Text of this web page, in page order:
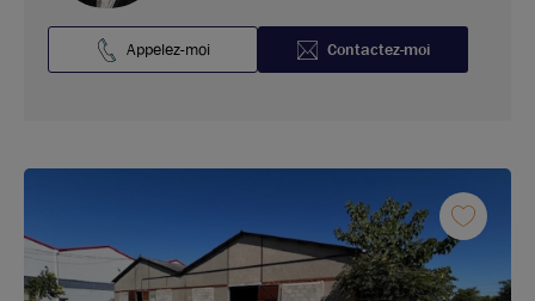
Appelez-moi Contactez-moi